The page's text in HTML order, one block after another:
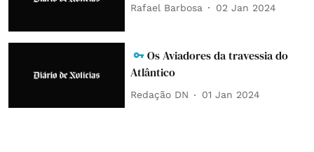
Rafael Barbosa 02 Jan 2024
Os Aviadores da travessia do
Atlântico
Redação DN 01 Jan 2024